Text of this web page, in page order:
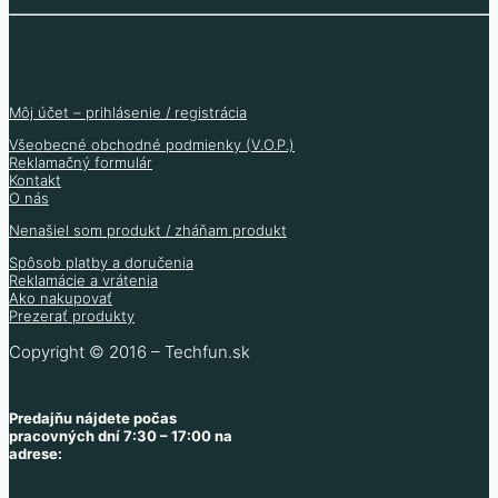
Môj účet – prihlásenie / registrácia
Všeobecné obchodné podmienky (V.O.P.)
Reklamačný formulár
Kontakt
O nás
Nenašiel som produkt / zháňam produkt
Spôsob platby a doručenia
Reklamácie a vrátenia
Ako nakupovať
Prezerať produkty
Copyright © 2016 – Techfun.sk
Predajňu nájdete počas
pracovných dní 7:30 – 17:00 na
adrese: